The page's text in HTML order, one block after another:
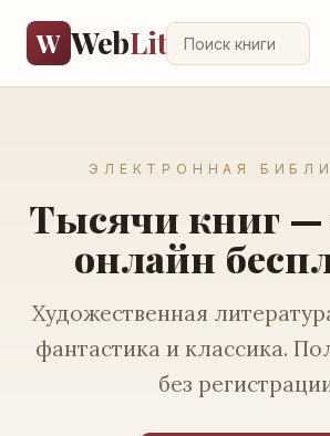
W WebLit
ЭЛЕКТРОННАЯ
Тысячи книг —
онлайн
Художественная
фантастика и классика.
без